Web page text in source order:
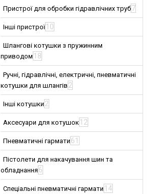
Пристрої для обробки гідравлічних труб7
Інші пристрої 10
Шлангові котушки з пружинним
приводом 18
Ручні, гідравлічні, електричні, пневматичні
котушки для шлангів 2
Інші котушки 2
Аксесуари для котушок 12
Пневматичні гармати 61
Пістолети для накачування шин та
обладнання 6
Спеціальні пневматичні гармати 14